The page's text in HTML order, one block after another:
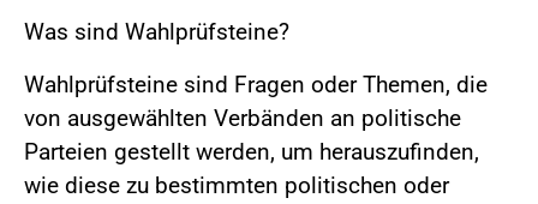
Was sind Wahlprüfsteine?
Wahlprüfsteine sind Fragen oder Themen, die
von ausgewählten Verbänden an politische
Parteien gestellt werden, um herauszufinden,
wie diese zu bestimmten politischen oder